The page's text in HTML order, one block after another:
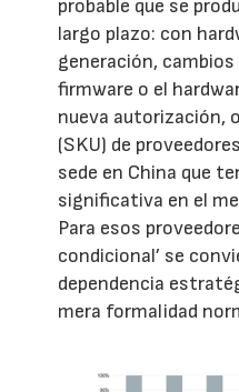
probable que se
largo plazo: con
generación,
firmware o el
nueva autorización,
(SKU) de
sede en China que
significativa en el
Para esos
condicional’ se
dependencia
mera formalidad